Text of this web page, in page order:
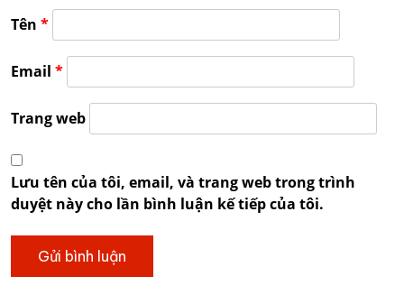
Tên *
Email *
Trang web
Lưu tên của tôi, email, và trang web trong trình
duyệt này cho lần bình luận kế tiếp của tôi.